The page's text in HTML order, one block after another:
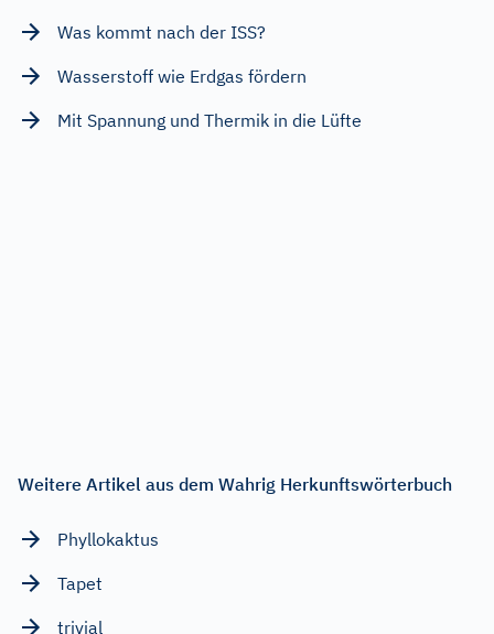
Was kommt nach der ISS?
Wasserstoff wie Erdgas fördern
Mit Spannung und Thermik in die Lüfte
Weitere Artikel aus dem Wahrig Herkunftswörterbuch
Phyllokaktus
Tapet
trivial